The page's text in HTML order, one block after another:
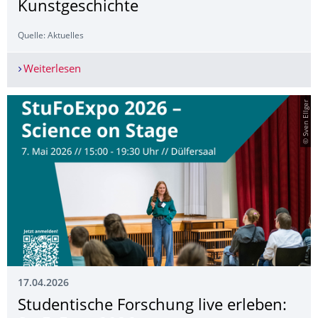
Kunstgeschichte
Quelle: Aktuelles
Weiterlesen
© Sven Ellger
17.04.2026
Studentische Forschung live erleben: